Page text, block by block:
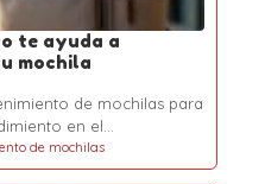
te ayuda a
mochila
de mochilas para
en el…
de mochilas